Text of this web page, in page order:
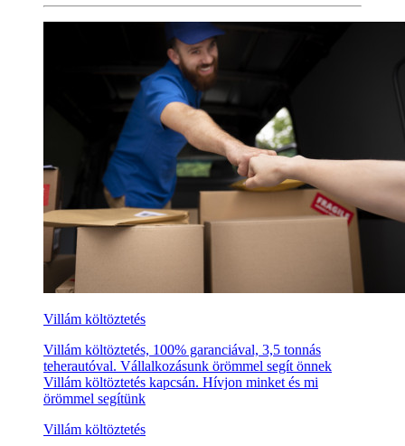
Villám költöztetés
Villám költöztetés, 100% garanciával, 3,5 tonnás
teherautóval. Vállalkozásunk örömmel segít önnek
Villám költöztetés kapcsán. Hívjon minket és mi
örömmel segítünk
Villám költöztetés